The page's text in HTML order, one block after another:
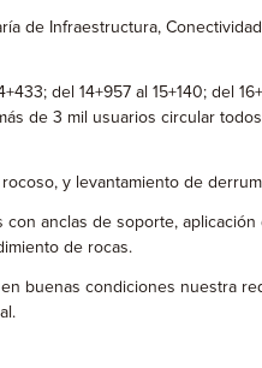
Infraestructura,
del 14+957 al 15+140; del
de 3 mil usuarios circular
y levantamiento de
anclas de soporte,
de rocas.
buenas condiciones nuestra